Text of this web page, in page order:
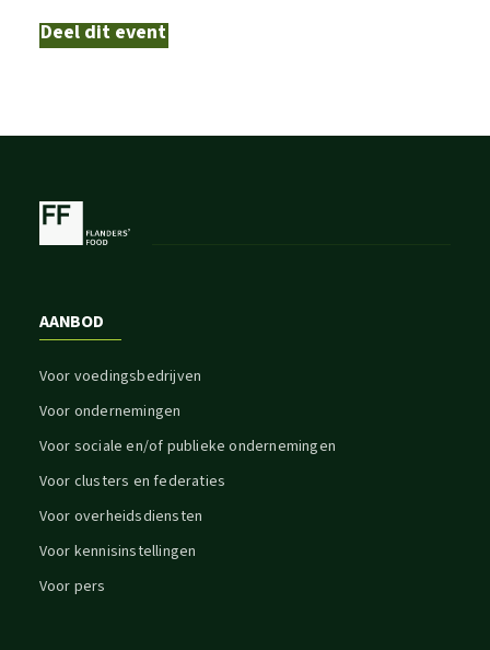
Deel dit event
AANBOD
Voor voedingsbedrijven
Voor ondernemingen
Voor sociale en/of publieke ondernemingen
Voor clusters en federaties
Voor overheidsdiensten
Voor kennisinstellingen
Voor pers